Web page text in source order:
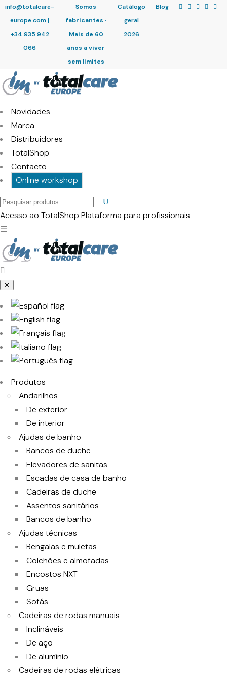
info@totalcare-
europe.com|
+34 935 942
066
Somos
fabricantes ·
Mais de 60
anos a viver
sem limites
Catálogo
geral
2026
Blog
Novidades
Marca
Distribuidores
TotalShop
Contacto
Online workshop
Pesquisar
produtos
Acesso ao TotalShop Plataforma para profissionais
☰
✕
Produtos
Andarilhos
De exterior
De interior
Ajudas de banho
Bancos de duche
Elevadores de sanitas
Escadas de casa de banho
Cadeiras de duche
Assentos sanitários
Bancos de banho
Ajudas técnicas
Bengalas e muletas
Colchões e almofadas
Encostos NXT
Gruas
Sofás
Cadeiras de rodas manuais
Inclináveis
De aço
De alumínio
Cadeiras de rodas elétricas